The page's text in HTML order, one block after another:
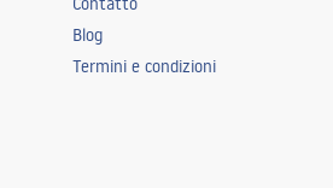
Blog
Termini e condizioni